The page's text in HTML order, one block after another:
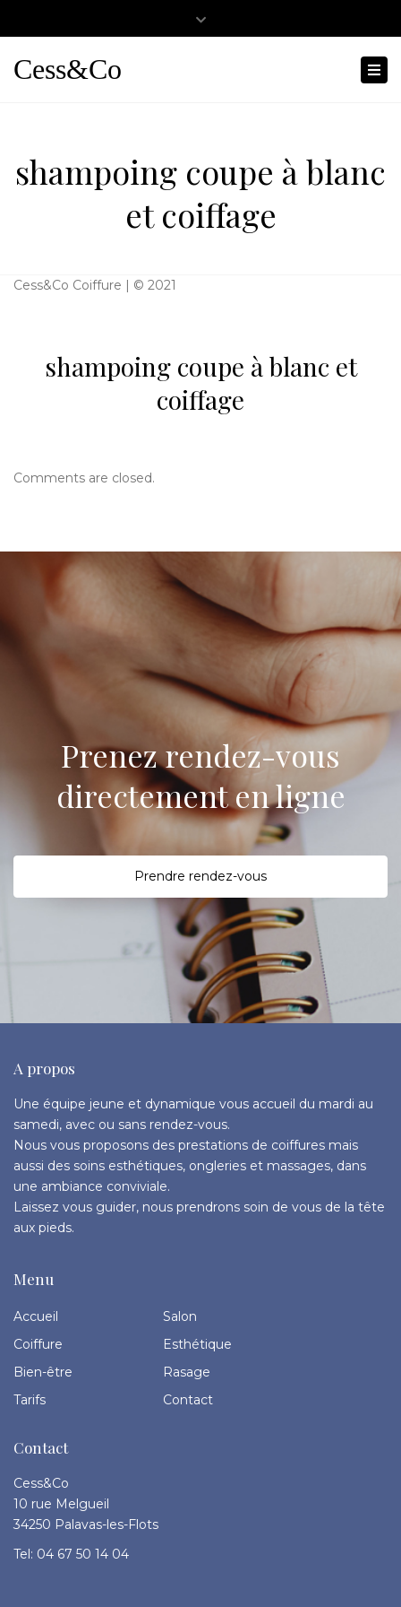
Close
Cess&Co
shampoing coupe à blanc
et coiffage
Cess&Co Coiffure | © 2021
shampoing coupe à blanc et
coiffage
Comments are closed.
Prenez rendez-vous
directement en ligne
Prendre rendez-vous
A propos
Une équipe jeune et dynamique vous accueil du mardi au
samedi, avec ou sans rendez-vous.
Nous vous proposons des prestations de coiffures mais
aussi des soins esthétiques, ongleries et massages, dans
une ambiance conviviale.
Laissez vous guider, nous prendrons soin de vous de la tête
aux pieds.
Menu
Accueil
Salon
Coiffure
Esthétique
Bien-être
Rasage
Tarifs
Contact
Contact
Cess&Co
10 rue Melgueil
34250 Palavas-les-Flots
Tel: 04 67 50 14 04